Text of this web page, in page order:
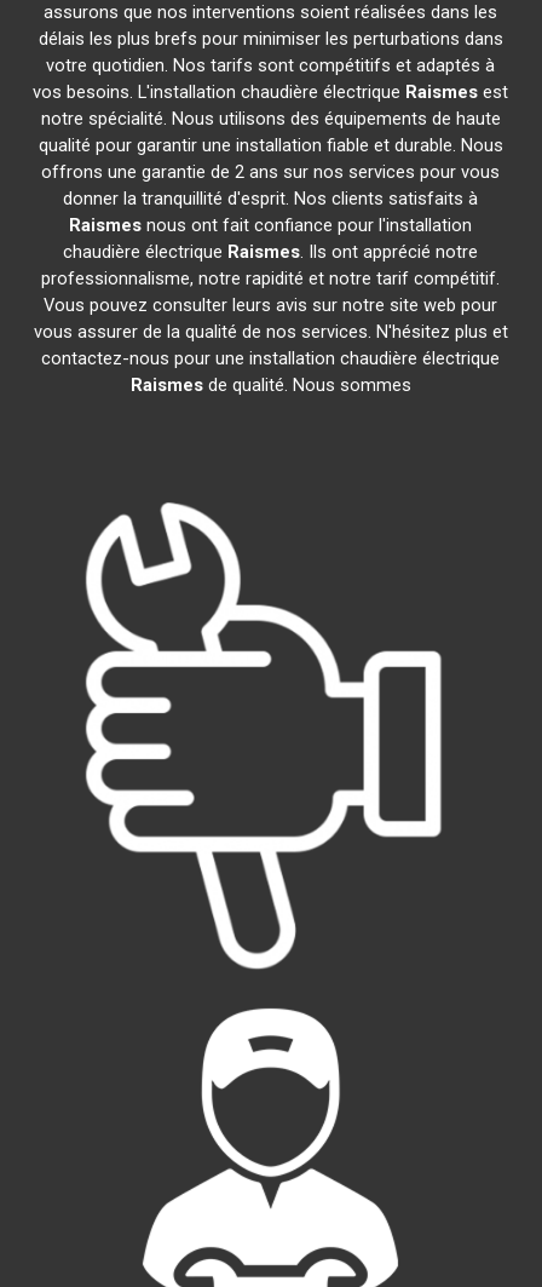
assurons que nos interventions soient réalisées dans les
délais les plus brefs pour minimiser les perturbations dans
votre quotidien. Nos tarifs sont compétitifs et adaptés à
vos besoins. L'installation chaudière électrique Raismes est
notre spécialité. Nous utilisons des équipements de haute
qualité pour garantir une installation fiable et durable. Nous
offrons une garantie de 2 ans sur nos services pour vous
donner la tranquillité d'esprit. Nos clients satisfaits à
Raismes nous ont fait confiance pour l'installation
chaudière électrique Raismes. Ils ont apprécié notre
professionnalisme, notre rapidité et notre tarif compétitif.
Vous pouvez consulter leurs avis sur notre site web pour
vous assurer de la qualité de nos services. N'hésitez plus et
contactez-nous pour une installation chaudière électrique
Raismesde qualité. Nous sommes